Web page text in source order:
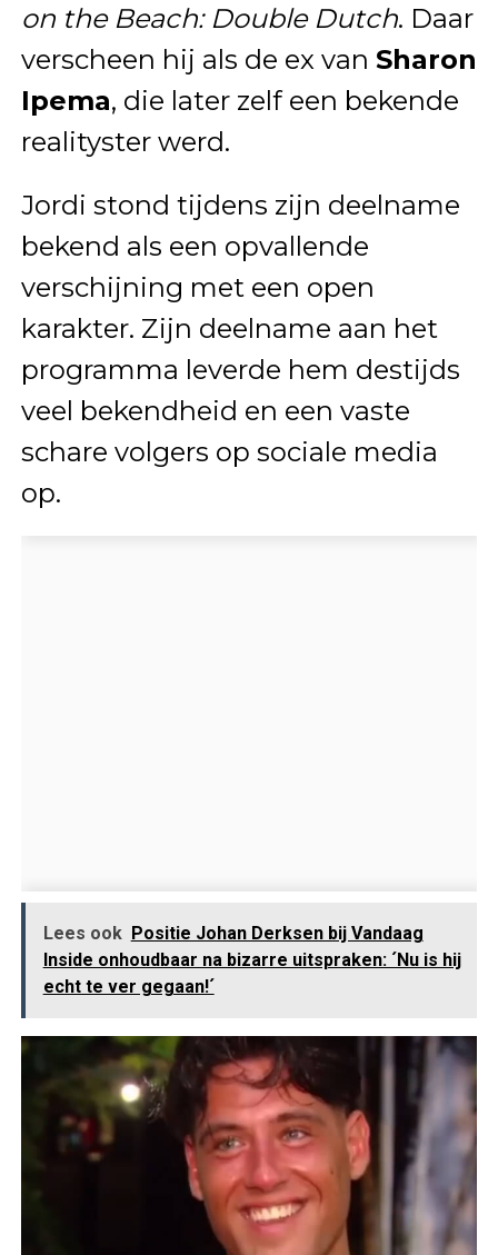
on the Beach: Double Dutch. Daar
verscheen hij als de ex van Sharon
Ipema, die later zelf een bekende
realityster werd.
Jordi stond tijdens zijn deelname
bekend als een opvallende
verschijning met een open
karakter. Zijn deelname aan het
programma leverde hem destijds
veel bekendheid en een vaste
schare volgers op sociale media
op.
Lees ook Positie Johan Derksen bij Vandaag
Inside onhoudbaar na bizarre uitspraken: ´Nu is hij
echt te ver gegaan!´